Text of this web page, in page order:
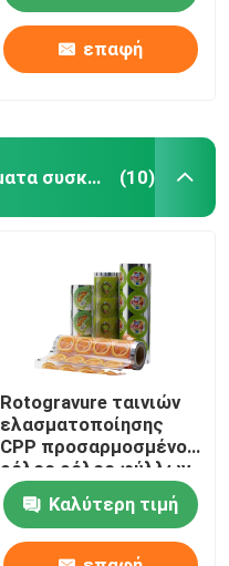
επαφή
Τοποθετημένοι σε στρώματα συσκευάζοντας ρόλοι (10)
Rotogravure ταινιών
ελασματοποίησης
CPP προσαρμοσμένος
ρόλος ρόλος φύλλων
τοποθέτησης σε
στρώματα
εκτύπωσης
Καλύτερη τιμή